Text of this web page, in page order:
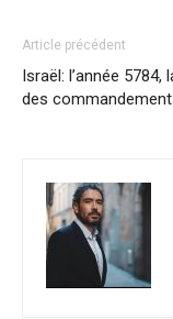
Article précédent
Israël: l’année 5784,
des